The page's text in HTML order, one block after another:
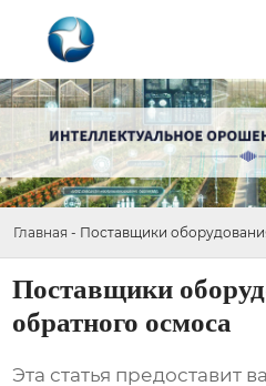
Главная - Поставщики
Поставщики
обратного осмоса
Эта статья предоставит